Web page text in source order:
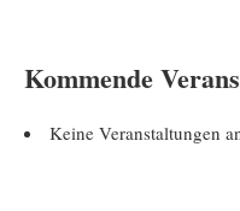
Kommende
Keine Veranstaltungen